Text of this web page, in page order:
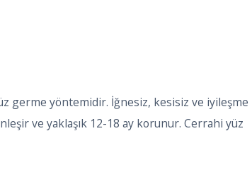
germe yöntemidir. İğnesiz, kesisiz ve iyileşme
ve yaklaşık 12-18 ay korunur. Cerrahi yüz